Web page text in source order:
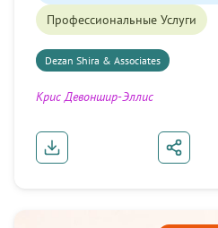
Профессиональные Услуги
Dezan Shira & Associates
Крис Девоншир-Эллис